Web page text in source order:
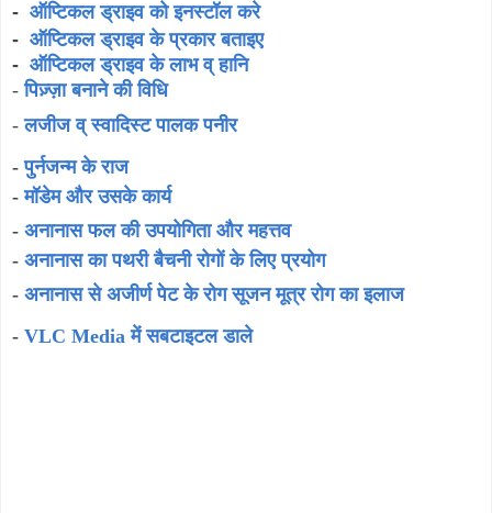
- ऑप्टिकल ड्राइव को इनस्टॉल करे
- ऑप्टिकल ड्राइव के प्रकार बताइए
- ऑप्टिकल ड्राइव के लाभ व् हानि
-पिज़्ज़ा बनाने की विधि
-लजीज व् स्वादिस्ट पालक पनीर
-पुर्नजन्म के राज
-मॉडेम और उसके कार्य
- अनानास फल की उपयोगिता और महत्तव
- अनानास का पथरी बैचनी रोगों के लिए प्रयोग
- अनानास से अजीर्ण पेट के रोग सूजन मूत्र रोग का इलाज
- VLC Media में सबटाइटल डाले